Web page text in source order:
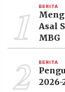
PRAMUDITA
2026
PT.
1 BERITA
Asal
MBG
2 BERITA